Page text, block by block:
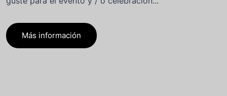
Más información